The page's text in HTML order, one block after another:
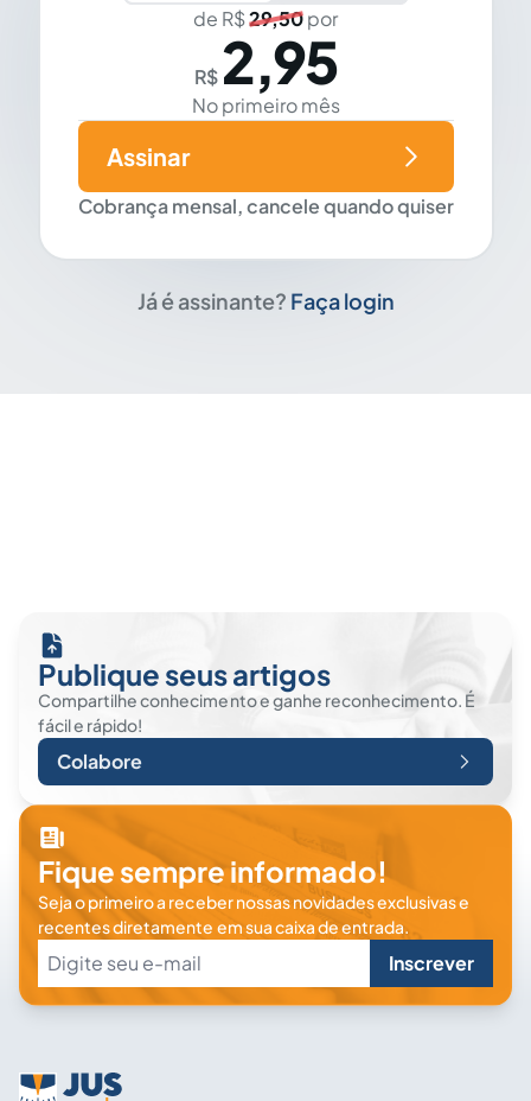
de R$29,50por
R$ 2,95
No primeiro mês
Cobrança mensal, cancele quando quiser
Assinar
Já é assinante? Faça login
Publique seus artigos
Compartilhe conhecimento e ganhe reconhecimento. É
fácil e rápido!
Colabore
Fique sempre informado!
Seja o primeiro a receber nossas novidades exclusivas e
recentes diretamente em sua caixa de entrada.
Inscrever